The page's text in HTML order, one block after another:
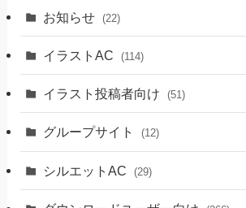
お知らせ (22)
イラストAC (114)
イラスト投稿者向け (51)
グループサイト (12)
シルエットAC (29)